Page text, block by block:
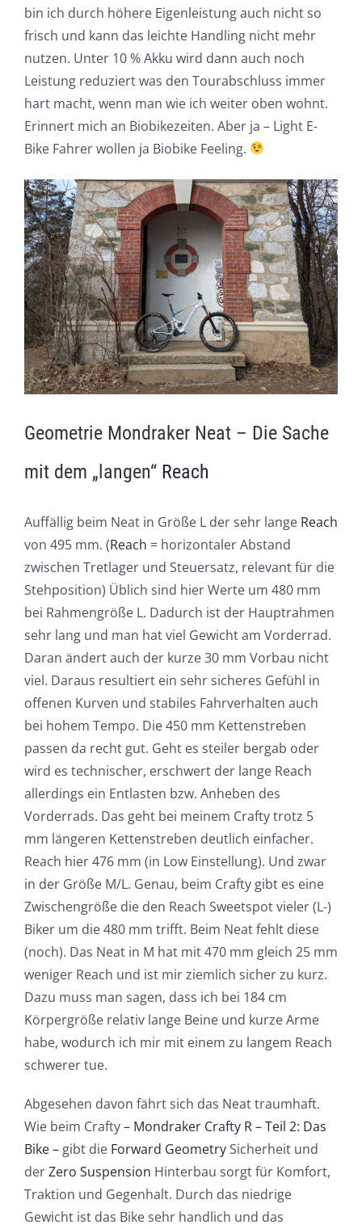
bin ich durch höhere Eigenleistung auch nicht so
frisch und kann das leichte Handling nicht mehr
nutzen. Unter 10 % Akku wird dann auch noch
Leistung reduziert was den Tourabschluss immer
hart macht, wenn man wie ich weiter oben wohnt.
Erinnert mich an Biobikezeiten. Aber ja – Light E-
Bike Fahrer wollen ja Biobike Feeling.
Geometrie Mondraker Neat – Die Sache
mit dem „langen“ Reach
Auffällig beim Neat in Größe L der sehr lange Reach
von 495 mm. (Reach = horizontaler Abstand
zwischen Tretlager und Steuersatz, relevant für die
Stehposition) Üblich sind hier Werte um 480 mm
bei Rahmengröße L. Dadurch ist der Hauptrahmen
sehr lang und man hat viel Gewicht am Vorderrad.
Daran ändert auch der kurze 30 mm Vorbau nicht
viel. Daraus resultiert ein sehr sicheres Gefühl in
offenen Kurven und stabiles Fahrverhalten auch
bei hohem Tempo. Die 450 mm Kettenstreben
passen da recht gut. Geht es steiler bergab oder
wird es technischer, erschwert der lange Reach
allerdings ein Entlasten bzw. Anheben des
Vorderrads. Das geht bei meinem Crafty trotz 5
mm längeren Kettenstreben deutlich einfacher.
Reach hier 476 mm (in Low Einstellung). Und zwar
in der Größe M/L. Genau, beim Crafty gibt es eine
Zwischengröße die den Reach Sweetspot vieler (L-)
Biker um die 480 mm trifft. Beim Neat fehlt diese
(noch). Das Neat in M hat mit 470 mm gleich 25 mm
weniger Reach und ist mir ziemlich sicher zu kurz.
Dazu muss man sagen, dass ich bei 184 cm
Körpergröße relativ lange Beine und kurze Arme
habe, wodurch ich mir mit einem zu langem Reach
schwerer tue.
Abgesehen davon fährt sich das Neat traumhaft.
Wie beim Crafty– Mondraker Crafty R – Teil 2: Das
Bike – gibt die Forward GeometrySicherheit und
derZero Suspension Hinterbau sorgt für Komfort,
Traktion und Gegenhalt. Durch das niedrige
Gewicht ist das Bike sehr handlich und das